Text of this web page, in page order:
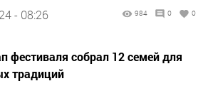
- 08:26 984 0 0
фестиваля собрал 12 семей для
традиций